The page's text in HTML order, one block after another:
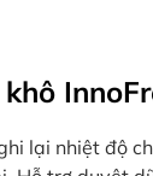
lại nhiệt độ